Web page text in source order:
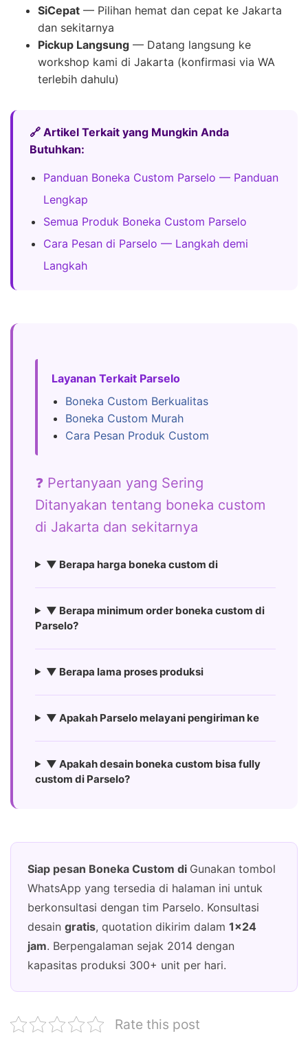
SiCepat — Pilihan hemat dan cepat ke Jakarta
dan sekitarnya
Pickup Langsung — Datang langsung ke
workshop kami di Jakarta (konfirmasi via WA
terlebih dahulu)
🔗 Artikel Terkait yang Mungkin Anda
Butuhkan:
Panduan Boneka Custom Parselo — Panduan
Lengkap
Semua Produk Boneka Custom Parselo
Cara Pesan di Parselo — Langkah demi
Langkah
Layanan Terkait Parselo
Boneka Custom Berkualitas
Boneka Custom Murah
Cara Pesan Produk Custom
❓ Pertanyaan yang Sering
Ditanyakan tentang boneka custom
di Jakarta dan sekitarnya
▼ Berapa harga boneka custom di
▼ Berapa minimum order boneka custom di
Parselo?
▼ Berapa lama proses produksi
▼ Apakah Parselo melayani pengiriman ke
▼ Apakah desain boneka custom bisa fully
custom di Parselo?
Siap pesan Boneka Custom di Gunakan tombol
WhatsApp yang tersedia di halaman ini untuk
berkonsultasi dengan tim Parselo. Konsultasi
desain gratis, quotation dikirim dalam 1×24
jam. Berpengalaman sejak 2014 dengan
kapasitas produksi 300+ unit per hari.
Rate this post